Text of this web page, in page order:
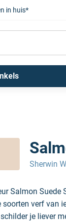
in huis*
Sherwin
Salmon Suede
soorten verf van
je liever